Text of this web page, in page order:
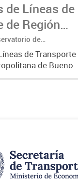
de Líneas de
de Región
de
(RMBA)
de
y Sistemasde Transporte
de Buenos